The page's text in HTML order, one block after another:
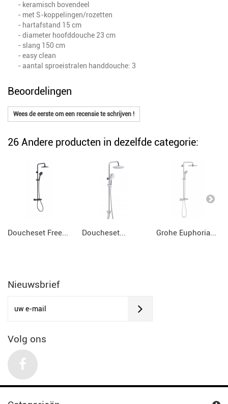
- keramisch bovendeel
- met S-koppelingen/rozetten
- hartafstand 15 cm
- diameter hoofddouche 23 cm
- slang 150 cm
- easy clean
- aantal sproeistralen handdouche: 3
Beoordelingen
Wees de eerste om een recensie te schrijven !
26 Andere producten in dezelfde categorie:
Doucheset Free... Doucheset... Grohe Euphoria...
Nieuwsbrief
Volg ons